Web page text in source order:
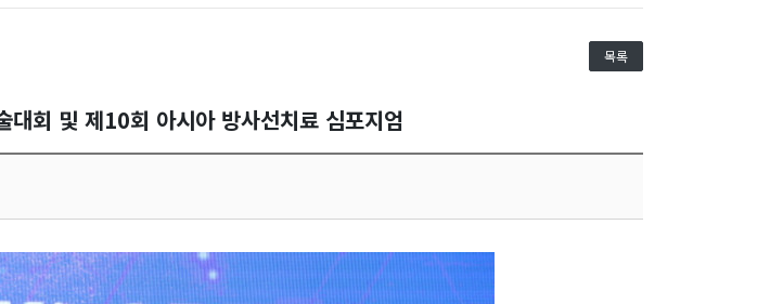
목록
회 및 제10회 아시아 방사선치료 심포지엄